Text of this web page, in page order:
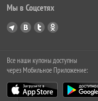
Мы в Соцсетях
Все наши купоны доступны
через Мобильное Приложение: